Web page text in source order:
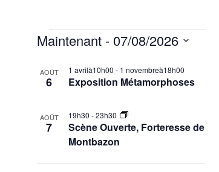
Maintenant - 07/08/2026
é
c
o
L
t
AOÛT
6 Exposition Métamorphoses
1 avrilà10h00 - 1 novembreà18h00
AOÛT
7
Scène Ouverte, Forteresse de
Montbazon
19h30-23h30